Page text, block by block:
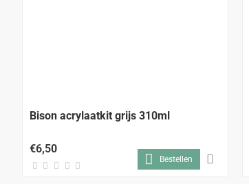
Bison acrylaatkit grijs 310ml
€6,50
Bestellen